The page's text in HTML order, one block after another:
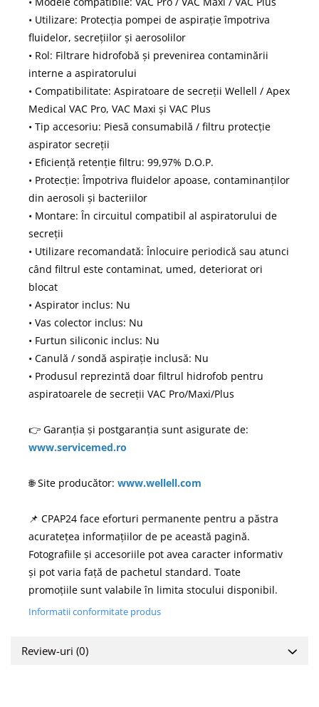
• Utilizare: Protecția pompei de aspirație împotriva
fluidelor, secrețiilor și aerosolilor
• Rol: Filtrare hidrofobă și prevenirea contaminării
interne a aspiratorului
• Compatibilitate: Aspiratoare de secreții Wellell / Apex
Medical VAC Pro, VAC Maxi și VAC Plus
• Tip accesoriu: Piesă consumabilă / filtru protecție
aspirator secreții
• Eficiență retenție filtru: 99,97% D.O.P.
• Protecție: Împotriva fluidelor apoase, contaminanților
din aerosoli și bacteriilor
• Montare: În circuitul compatibil al aspiratorului de
secreții
• Utilizare recomandată: Înlocuire periodică sau atunci
când filtrul este contaminat, umed, deteriorat ori
blocat
• Aspirator inclus: Nu
• Vas colector inclus: Nu
• Furtun siliconic inclus: Nu
• Canulă / sondă aspirație inclusă: Nu
• Produsul reprezintă doar filtrul hidrofob pentru
aspiratoarele de secreții VAC Pro/Maxi/Plus
👉 Garanția și postgaranția sunt asigurate de:
www.servicemed.ro
🌐 Site producător: www.wellell.com
📌 CPAP24 face eforturi permanente pentru a păstra
acuratețea informațiilor de pe această pagină.
Fotografiile și accesoriile pot avea caracter informativ
și pot varia față de pachetul standard. Toate
promoțiile sunt valabile în limita stocului disponibil.
Informatii conformitate produs
Review-uri (0)